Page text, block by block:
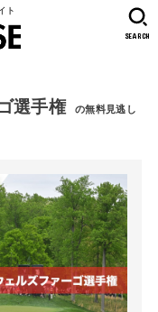
ト
SEARCH
選手権 の無料見逃し